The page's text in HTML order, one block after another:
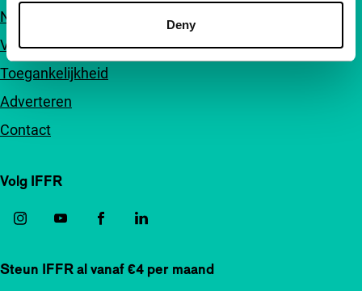
Deny
Nieuwsbrieven
Veelgestelde vragen
Toegankelijkheid
Adverteren
Contact
Volg IFFR
Steun IFFR al vanaf €4 per maand